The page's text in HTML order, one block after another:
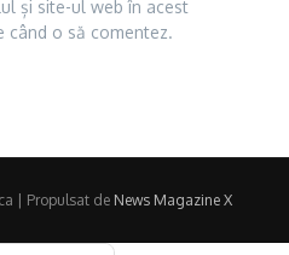
și site-ul web în acest
când o să comentez.
| Propulsat de News Magazine X